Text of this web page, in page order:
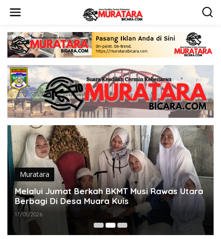
Muratara
Melalui Jumat Berkah BKMT Musi Rawas Utara
Berbagi Di Desa Muara Kuis
17/01/2026